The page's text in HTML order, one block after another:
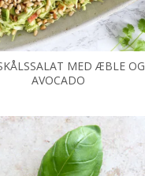
MED ÆBLE OG
AVOCADO